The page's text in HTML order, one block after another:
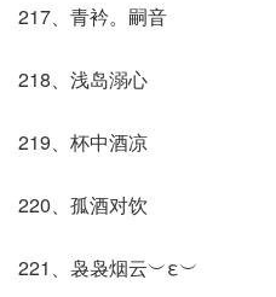
217、青衿。嗣音
218、浅岛溺心
219、杯中酒凉
220、孤酒对饮
221、袅袅烟云︶ε︶